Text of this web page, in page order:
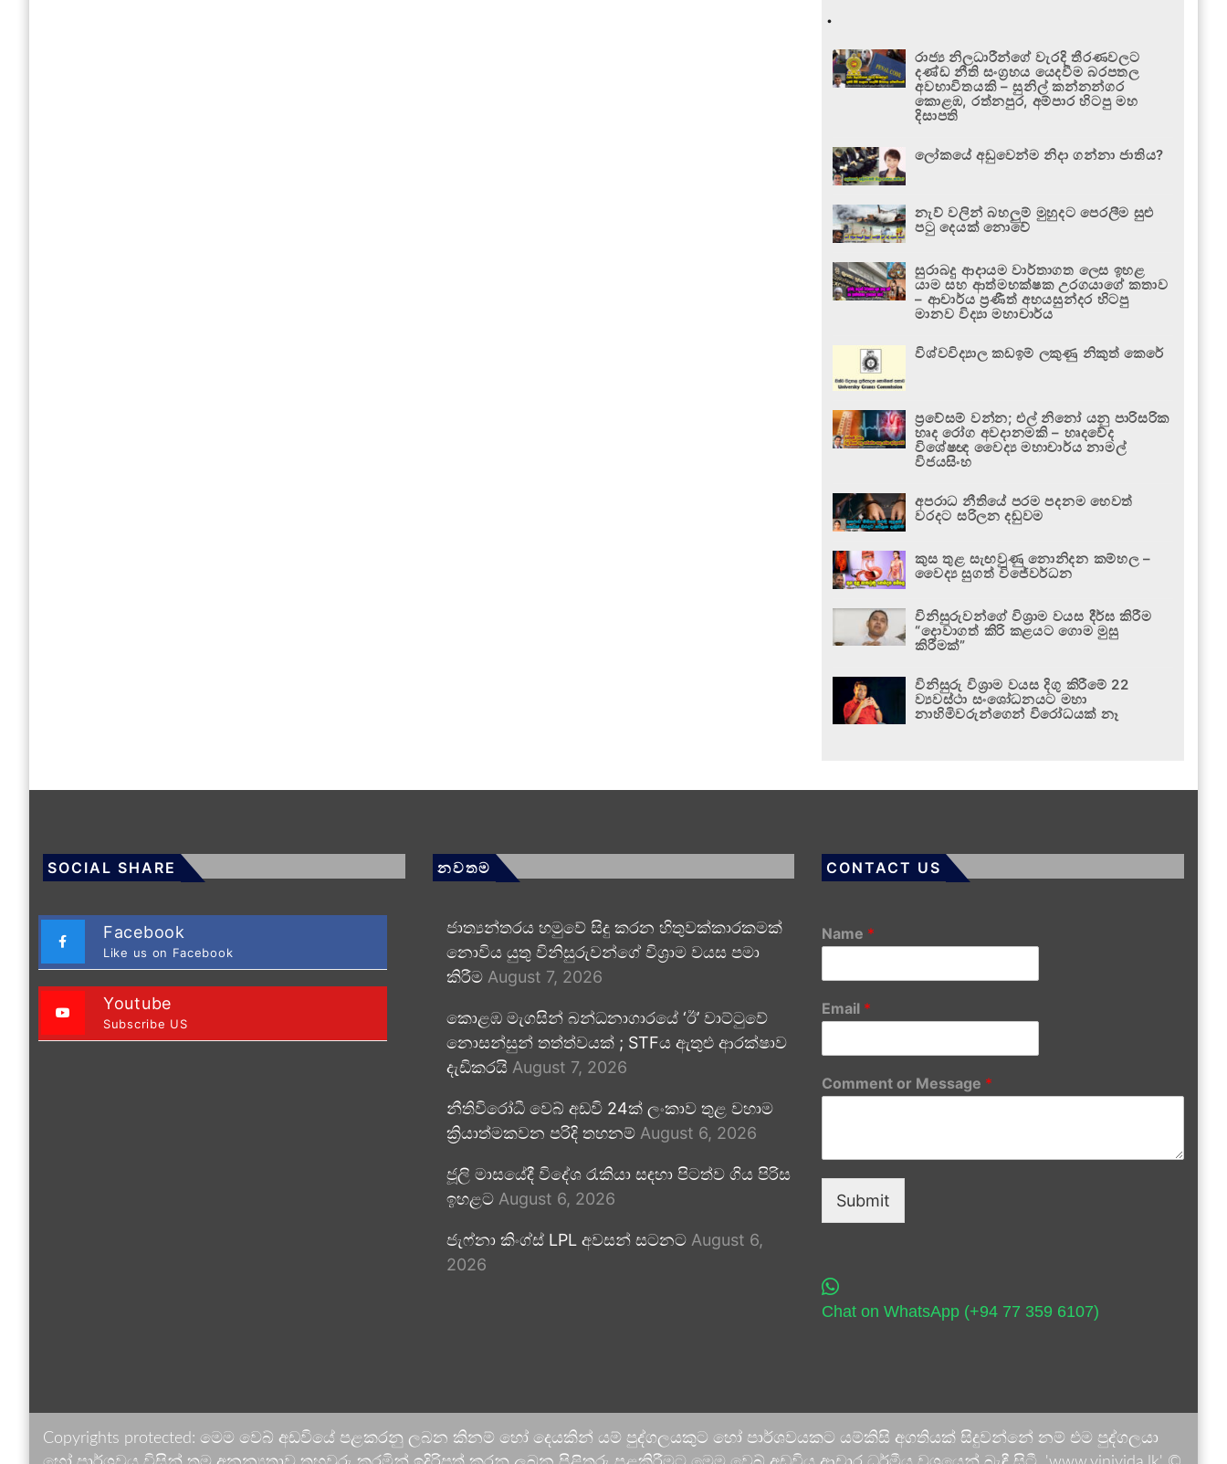
.
රාජ්‍ය නිලධාරීන්ගේ වැරදි තීරණවලට
දණ්ඩ නීති සංග්‍රහය යෙදවීම බරපතල
අවභාවිතයකි – සුනිල් කන්නන්ගර
කොළඹ, රත්නපුර, අම්පාර හිටපු මහ
දිසාපති
ලෝකයේ අඩුවෙන්ම නිදා ගන්නා ජාතිය?
නැව් වලින් බහලුම් මුහුදට පෙරලීම සුළු
පටු දෙයක් නොවේ
සුරාබදු ආදායම වාර්තාගත ලෙස ඉහළ
යාම සහ ආත්මභක්ෂක උරගයාගේ කතාව
– ආචාර්ය ප්‍රණීත් අභයසුන්දර හිටපු
මානව විද්‍යා මහාචාර්ය
විශ්වවිද්‍යාල කඩඉම් ලකුණු නිකුත් කෙරේ
ප්‍රවේසම් වන්න; එල් නිනෝ යනු පාරිසරික
හෘද රෝග අවදානමකි – හෘදවේද
විශේෂඥ වෛද්‍ය මහාචාර්ය නාමල්
විජයසිංහ
අපරාධ නීතියේ පරම පදනම හෙවත්
වරදට සරිලන දඬුවම
කුස තුළ සැඟවුණු නොනිදන කම්හල –
වෛද්‍ය සුගත් විජේවර්ධන
විනිසුරුවන්ගේ විශ්‍රාම වයස දීර්ඝ කිරීම
“දොවාගත් කිරි කළයට ගොම මුසු
කිරීමක්”
විනිසුරු විශ්‍රාම වයස දිගු කිරීමේ 22
ව්‍යවස්ථා සංශෝධනයට මහා
නාහිමිවරුන්ගෙන් විරෝධයක් නෑ
SOCIAL SHARE
Facebook
Like us on Facebook
Youtube
Subscribe US
නවතම
ජාත්‍යන්තරය හමුවේ සිදු කරන හිතුවක්කාරකමක්
නොවිය යුතු විනිසුරුවන්ගේ විශ්‍රාම වයස පමා
කිරීම August 7, 2026
කොළඹ මැගසින් බන්ධනාගාරයේ ‘ඊ’ වාට්ටුවේ
නොසන්සුන් තත්ත්වයක් ; STFය ඇතුළු ආරක්ෂාව
දැඩිකරයි August 7, 2026
නීතිවිරෝධී වෙබ් අඩවි 24ක් ලංකාව තුළ වහාම
ක්‍රියාත්මකවන පරිදි තහනම් August 6, 2026
ජූලි මාසයේදී විදේශ රැකියා සඳහා පිටත්ව ගිය පිරිස
ඉහළට August 6, 2026
ජැෆ්නා කිංග්ස් LPL අවසන් සටනට August 6,
2026
CONTACT US
Name *
Email *
Comment or Message *
Submit
Chat on WhatsApp (+94 77 359 6107)
Copyrights protected: මෙම වෙබ් අඩවියේ පළකරනු ලබන කිනම් හෝ දෙයකින් යම් පුද්ගලයකුට හෝ පාර්ශවයකට යම්කිසි අගතියක් සිදුවන්නේ නම් එම පුද්ගලයා